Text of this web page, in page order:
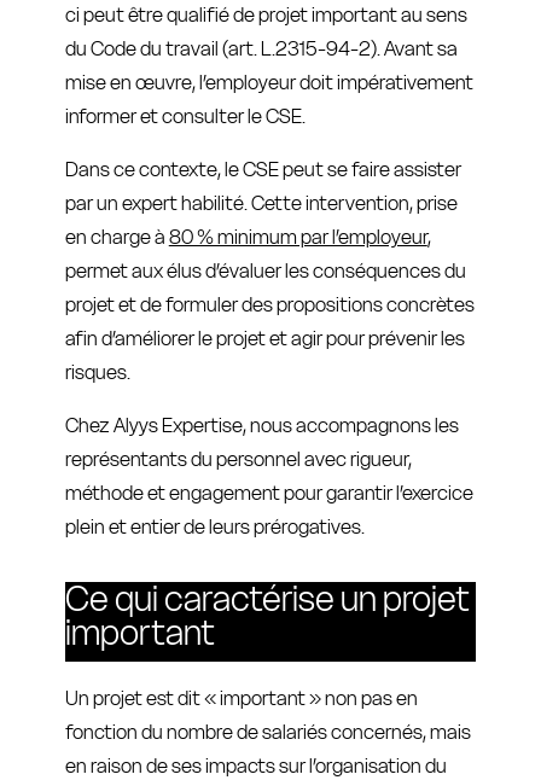
ci peut être qualifié de projet important au sens
du Code du travail (art. L.2315-94-2). Avant sa
mise en œuvre, l’employeur doit impérativement
informer et consulter le CSE.
Dans ce contexte, le CSE peut se faire assister
par un expert habilité. Cette intervention, prise
en charge à 80 % minimum par l’employeur,
permet aux élus d’évaluer les conséquences du
projet et de formuler des propositions concrètes
afin d’améliorer le projet et agir pour prévenir les
risques.
Chez Alyys Expertise, nous accompagnons les
représentants du personnel avec rigueur,
méthode et engagement pour garantir l’exercice
plein et entier de leurs prérogatives.
Ce qui caractérise un projet
important
Un projet est dit « important » non pas en
fonction du nombre de salariés concernés, mais
en raison de ses impacts sur l’organisation du